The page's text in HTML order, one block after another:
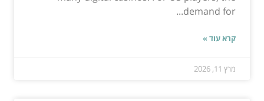
demand for...
קרא עוד »
מרץ 11, 2026